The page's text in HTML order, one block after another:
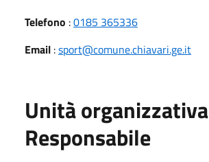
Telefono :0185 365336
Email :sport@comune.chiavari.ge.it
Unità organizzativa
Responsabile